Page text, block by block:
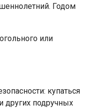
Годом
или
купаться
других подручных